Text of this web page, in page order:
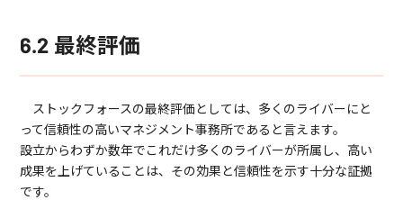
6.2 最終評価
ストックフォースの最終評価としては、多くのライバーにと
って信頼性の高いマネジメント事務所であると言えます。
設立からわずか数年でこれだけ多くのライバーが所属し、高い
成果を上げていることは、その効果と信頼性を示す十分な証拠
です。